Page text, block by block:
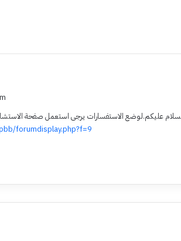
عليكم.لوضع الاستفسارات يرجى استعمل صفحة
forumdisplay.php?f=9